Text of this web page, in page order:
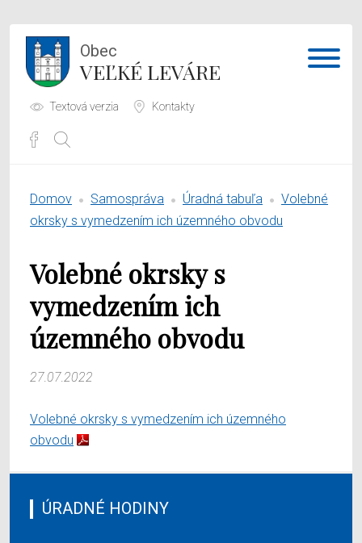
Obec
VEĽKÉ LEVÁRE
Textová verzia Kontakty
Samospráva
Domov Samospráva Úradná tabuľa
Volebné
okrsky s vymedzením ich územného obvodu
Volebné okrsky s
vymedzením ich
územného obvodu
27.07.2022
Volebné okrsky s vymedzením ich územného
obvodu
ÚRADNÉ HODINY